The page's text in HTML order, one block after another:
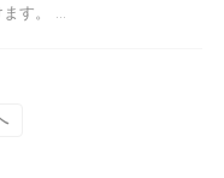
す。 ...